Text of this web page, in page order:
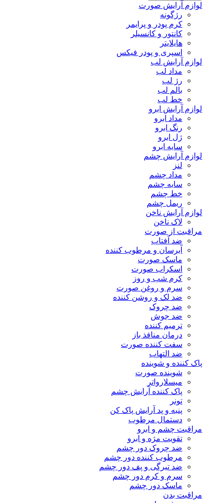
لوازم آرایش صورت
رژگونه
کرم پودر و پرایمر
کانتور و کانسیلر
هایلایتر
اسپری و پودر فیکس
لوازم آرایش لب
مداد لب
رژ لب
بالم لب
خط لب
لوازم آرایش ابرو
مداد ابرو
رنگ ابرو
ژل ابرو
سایه ابرو
لوازم آرایش چشم
لنز
مداد چشم
سایه چشم
خط چشم
ریمل چشم
لوازم آرایش ناخن
لاک ناخن
مراقبت از صورت
ضد آفتاب
آبرسان و مرطوب کننده
ماسک صورت
اسکراب صورت
کرم شب و روز
سرم و روغن صورت
ضد لک و روشن کننده
ضد چروک
ضد جوش
ترمیم کننده
درمان منافذ باز
سفت کننده صورت
ضد التهاب
پاک کننده و شوینده
شوینده صورت
میسلارواتر
پاک کننده آرایش چشم
تونر
پنبه و پد آرایش پاک کن
دستمال مرطوب
مراقبت چشم و ابرو
تقویت مژه و ابرو
ضد چروک دور چشم
مرطوب کننده دور چشم
ضد تیرگی و پف دور چشم
سرم و کرم دور چشم
ماسک دور چشم
مراقبت بدن